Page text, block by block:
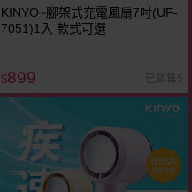
KINYO~腳架式充電風扇7吋(UF-
7051)1入 款式可選
$899 已銷售5